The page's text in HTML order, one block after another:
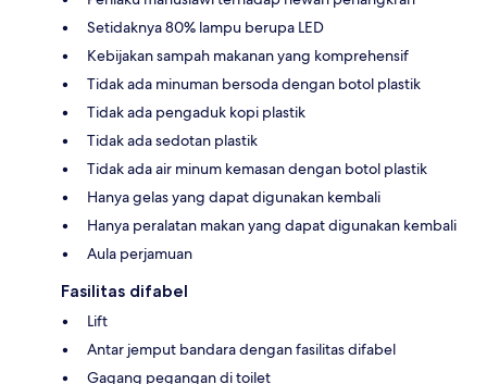
Setidaknya 80% lampu berupa LED
Kebijakan sampah makanan yang komprehensif
Tidak ada minuman bersoda dengan botol plastik
Tidak ada pengaduk kopi plastik
Tidak ada sedotan plastik
Tidak ada air minum kemasan dengan botol plastik
Hanya gelas yang dapat digunakan kembali
Hanya peralatan makan yang dapat digunakan kembali
Aula perjamuan
Fasilitas difabel
Lift
Antar jemput bandara dengan fasilitas difabel
Gagang pegangan di toilet